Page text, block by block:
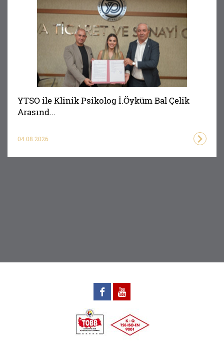
YTSO ile Klinik Psikolog İ.Öyküm Bal Çelik
Arasınd...
04.08.2026